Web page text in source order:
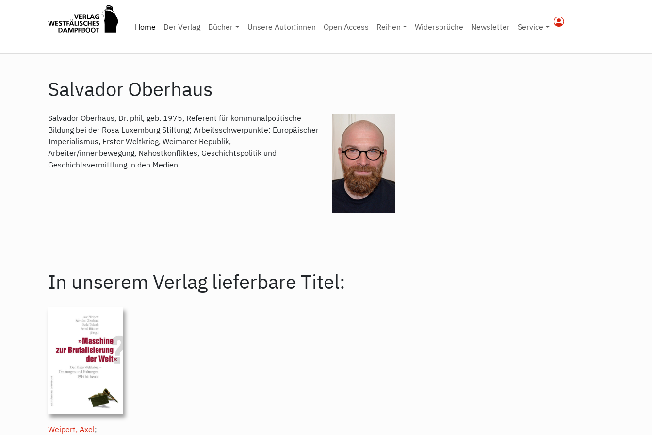
Home(current)
Der Verlag Bücher Unsere Autor:innen Open Access Reihen Widersprüche Newsletter Service
Salvador Oberhaus
Salvador Oberhaus, Dr. phil, geb. 1975, Referent für kommunalpolitische
Bildung bei der Rosa Luxemburg Stiftung; Arbeitsschwerpunkte: Europäischer
Imperialismus, Erster Weltkrieg, Weimarer Republik,
Arbeiter/innenbewegung, Nahostkonfliktes, Geschichtspolitik und
Geschichtsvermittlung in den Medien.
In unserem Verlag lieferbare Titel:
Weipert, Axel;